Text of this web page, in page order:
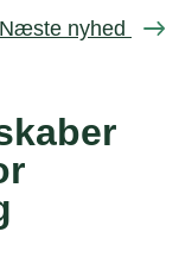
Næste nyhed